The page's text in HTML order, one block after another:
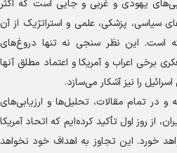
یهودی و غربی و جایی است که اکثر
سیاسی، پزشکی، علمی و استراتژیک از آن
است. این نظر سنجی نه تنها دروغ‌های
برخی اعراب و آمریکا و اعتماد مطلق آنها
را نیز آشکار می‌سازد.
و در تمام مقالات، تحلیل‌ها و ارزیابی‌های
از روز اول تأکید کرده‌ایم که اتحاد آمریکا
خورد. این تجاوز به اهداف خود نخواهد